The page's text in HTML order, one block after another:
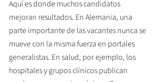
Aquí es donde muchos candidatos
mejoran resultados. En Alemania, una
parte importante de las vacantes nunca se
mueve con la misma fuerza en portales
generalistas. En salud, por ejemplo, los
hospitales y grupos clínicos publican